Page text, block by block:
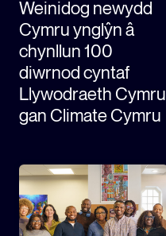
Weinidog newydd
Cymru ynglŷn â
chynllun 100
diwrnod cyntaf
Llywodraeth Cymru
gan Climate Cymru